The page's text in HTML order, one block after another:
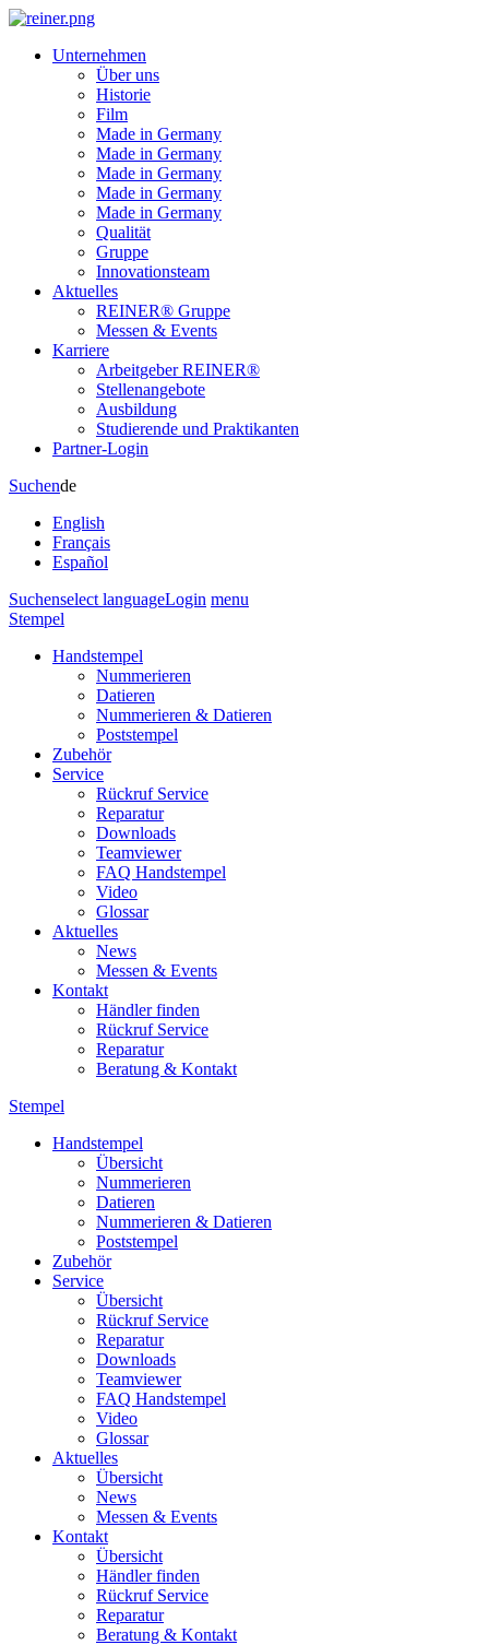
Unternehmen
Über uns
Historie
Film
Made in Germany
Made in Germany
Made in Germany
Made in Germany
Made in Germany
Qualität
Gruppe
Innovationsteam
Aktuelles
REINER® Gruppe
Messen & Events
Karriere
Arbeitgeber REINER®
Stellenangebote
Ausbildung
Studierende und Praktikanten
Partner-Login
Suchende
English
Français
Español
Suchenselect languageLogin menu
Stempel
Handstempel
Nummerieren
Datieren
Nummerieren & Datieren
Poststempel
Zubehör
Service
Rückruf Service
Reparatur
Downloads
Teamviewer
FAQ Handstempel
Video
Glossar
Aktuelles
News
Messen & Events
Kontakt
Händler finden
Rückruf Service
Reparatur
Beratung & Kontakt
Stempel
Handstempel
Übersicht
Nummerieren
Datieren
Nummerieren & Datieren
Poststempel
Zubehör
Service
Übersicht
Rückruf Service
Reparatur
Downloads
Teamviewer
FAQ Handstempel
Video
Glossar
Aktuelles
Übersicht
News
Messen & Events
Kontakt
Übersicht
Händler finden
Rückruf Service
Reparatur
Beratung & Kontakt